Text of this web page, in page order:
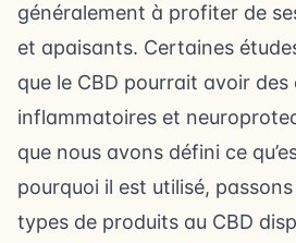
généralement à profiter de
et apaisants. Certaines
que le CBD pourrait avoir
inflammatoires et
que nous avons défini ce
pourquoi il est utilisé,
types de produits au CBD